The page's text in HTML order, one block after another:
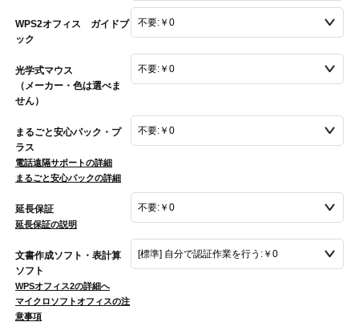
WPS2オフィス ガイドブ
ック
光学式マウス
（メーカー・色は選べま
せん）
まるごと安心パック・プ
ラス
電話遠隔サポートの詳細
まるごと安心パックの詳細
延長保証
延長保証の説明
文書作成ソフト・表計算
ソフト
WPSオフィス2の詳細へ
マイクロソフトオフィスの注
意事項